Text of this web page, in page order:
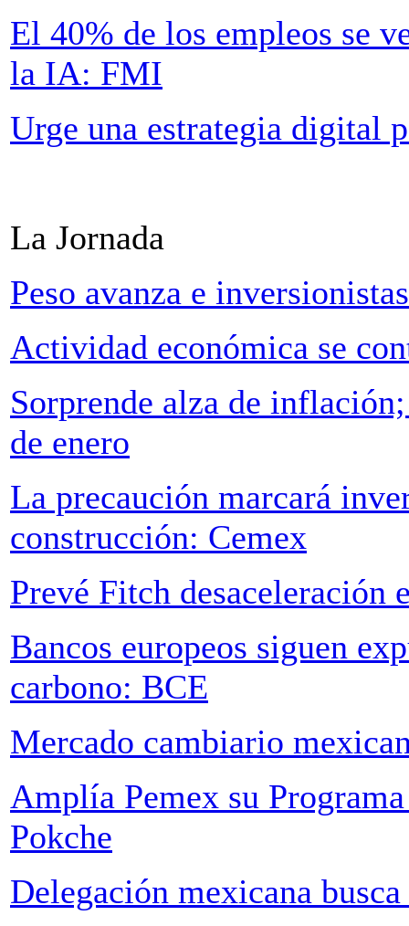
El 40% de los empleos se
la IA: FMI
Urge una estrategia digital
La Jornada
Peso avanza e
Actividad económica se
Sorprende alza de
de enero
La precaución marcará
construcción: Cemex
Prevé Fitch desaceleración
Bancos europeos siguen
carbono: BCE
Mercado cambiario
Amplía Pemex su
Pokche
Delegación mexicana